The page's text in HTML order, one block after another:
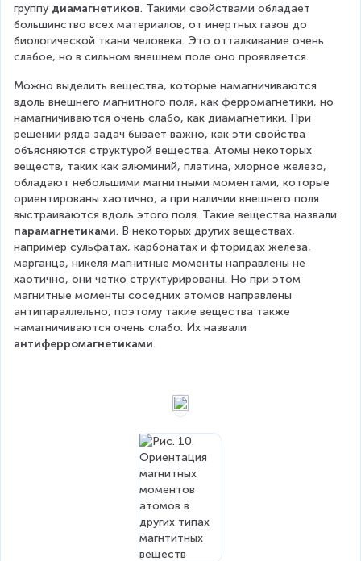
группу диамагнетиков. Такими свойствами обладает
большинство всех материалов, от инертных газов до
биологической ткани человека. Это отталкивание очень
слабое, но в сильном внешнем поле оно проявляется.
Можно выделить вещества, которые намагничиваются
вдоль внешнего магнитного поля, как ферромагнетики, но
намагничиваются очень слабо, как диамагнетики. При
решении ряда задач бывает важно, как эти свойства
объясняются структурой вещества. Атомы некоторых
веществ, таких как алюминий, платина, хлорное железо,
обладают небольшими магнитными моментами, которые
ориентированы хаотично, а при наличии внешнего поля
выстраиваются вдоль этого поля. Такие вещества назвали
парамагнетиками. В некоторых других веществах,
например сульфатах, карбонатах и фторидах железа,
марганца, никеля магнитные моменты направлены не
хаотично, они четко структурированы. Но при этом
магнитные моменты соседних атомов направлены
антипараллельно, поэтому такие вещества также
намагничиваются очень слабо. Их назвали
антиферромагнетиками.